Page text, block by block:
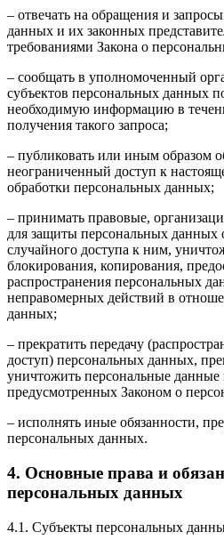
– отвечать на обращения и
данных и их законных
требованиями Закона о
– сообщать в уполномоченный
субъектов персональных данных
необходимую информацию в
получения такого запроса;
– публиковать или иным образом
неограниченный доступ к
обработки персональных данных;
– принимать правовые,
для защиты персональных данных
случайного доступа к ним,
блокирования, копирования,
распространения персональных
неправомерных действий в
данных;
– прекратить передачу
доступ) персональных данных,
уничтожить персональные данные
предусмотренных Законом о
– исполнять иные обязанности,
персональных данных.
4. Основные права и
персональных данных
4.1. Субъекты персональных